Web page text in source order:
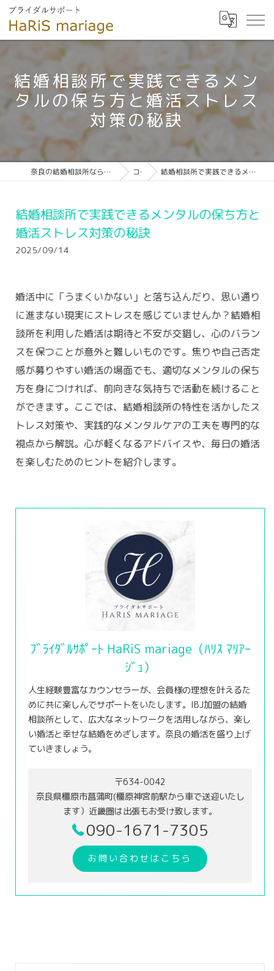
結婚相談所で実践できるメン
タルの保ち方と婚活ストレス
対策の秘訣
奈良の結婚相談所ならブライダルサポート HaRiS mariage コラム 結婚相談所で実践できるメンタルの保ち方と婚活ストレス対策の秘訣
結婚相談所で実践できるメンタルの保ち方と
婚活ストレス対策の秘訣
2025/09/14
婚活中に「うまくいかない」と落ち込んだり、思い通り
に進まない現実にストレスを感じていませんか？結婚相
談所を利用した婚活は期待と不安が交錯し、心のバラン
スを保つことが意外と難しいものです。焦りや自己否定
感が募りやすい婚活の場面でも、適切なメンタルの保ち
方を身につければ、前向きな気持ちで活動を続けること
ができます。ここでは、結婚相談所の特性を活かしたス
トレス対策や、実践的なメンタルケアの工夫を専門的な
視点から解説。心が軽くなるアドバイスや、毎日の婚活
を楽しむためのヒントを紹介します。
ﾌﾞﾗｲﾀﾞﾙｻﾎﾟｰﾄ HaRiS mariage（ﾊﾘｽ ﾏﾘｱｰ
ｼﾞｭ）
人生経験豊富なカウンセラーが、会員様の理想を叶えるた
めに共に楽しんでサポートをいたします。IBJ加盟の結婚
相談所として、広大なネットワークを活用しながら、楽し
い婚活と幸せな結婚をめざします。奈良の婚活を盛り上げ
ていきましょう。
〒634-0042
奈良県橿原市菖蒲町(橿原神宮前駅から車で送迎いたし
ます）近畿圏は出張もお受け致します。
090-1671-7305
お問い合わせはこちら